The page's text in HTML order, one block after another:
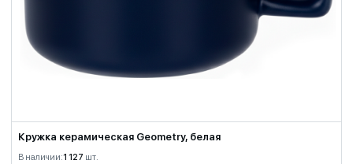
Кружка керамическая Geometry, белая
В наличии:1 127 шт.